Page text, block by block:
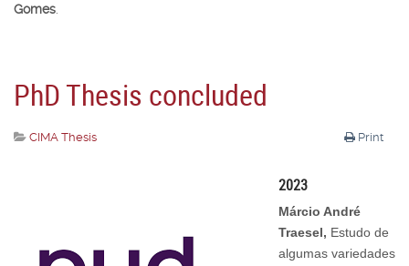
Gomes
PhD Thesis concluded
Print
CIMA Thesis
2023
Márcio André
Traesel, Estudo de
algumas variedades